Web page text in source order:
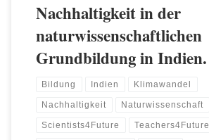
Nachhaltigkeit in der
naturwissenschaftlichen
Grundbildung in Indien.
Bildung Indien Klimawandel
Nachhaltigkeit Naturwissenschaft
Scientists4Future Teachers4Future